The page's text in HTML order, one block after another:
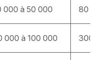
000 à 50 000 80
000 à 100 000 300